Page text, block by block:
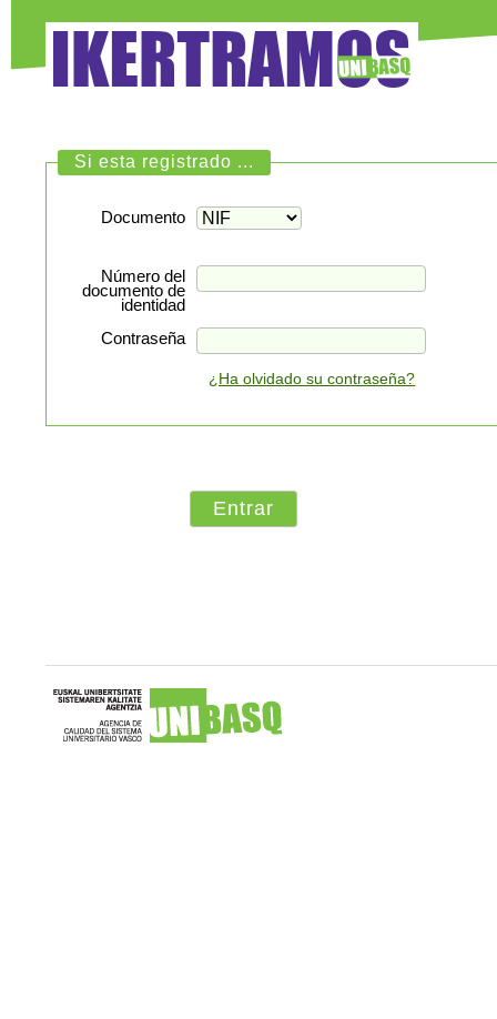
Si esta registrado ...
Documento
Número del
documento de
identidad
Contraseña
¿Ha olvidado su contraseña?